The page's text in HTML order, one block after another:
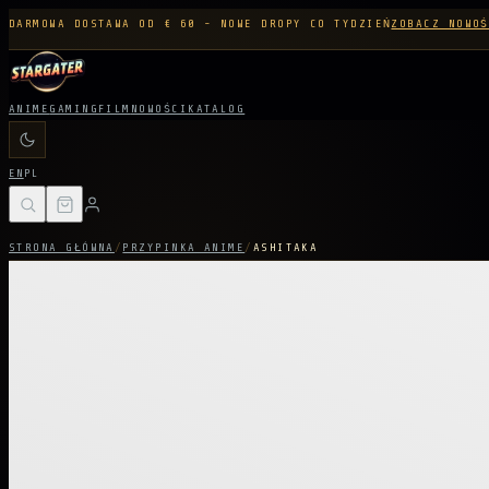
DARMOWA DOSTAWA OD € 60 - NOWE DROPY CO TYDZIEŃZOBACZ
ANIME GAMING FILM NOWOŚCI KATALOG
EN PL
STRONA GŁÓWNA / PRZYPINKA ANIME / ASHITAKA